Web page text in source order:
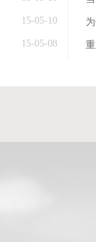
15-05-10
15-05-08